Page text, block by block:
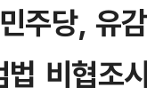
주당, 유
비협조